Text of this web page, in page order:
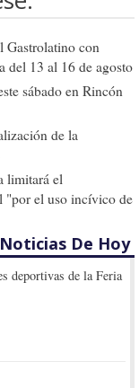
Gastrolatino con
del 13 al 16 de agosto
sábado en Rincón
de la
limitará el
"por el uso incívico de
Noticias De Hoy
deportivas de la Feria